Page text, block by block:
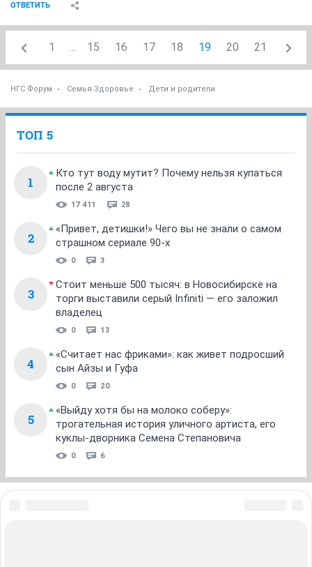
ОТВЕТИТЬ
1 ... 15 16 17 18 19 20 21
НГС.Форум Семья Здоровье Дети и родители
ТОП 5
1
Кто тут воду мутит? Почему нельзя купаться
после 2 августа
17 411 28
2
«Привет, детишки!» Чего вы не знали о самом
страшном сериале 90-х
0 3
3
Стоит меньше 500 тысяч: в Новосибирске на
торги выставили серый Infiniti — его заложил
владелец
0 13
4
«Считает нас фриками»: как живет подросший
сын Айзы и Гуфа
0 20
5
«Выйду хотя бы на молоко соберу»:
трогательная история уличного артиста, его
куклы-дворника Семена Степановича
0 6